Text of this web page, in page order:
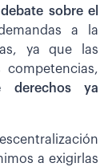
sobre el
a la
ya que las
derechos ya
a exigirlas